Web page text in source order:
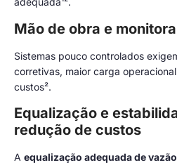
Mão de obra e
Sistemas pouco controlados
corretivas, maior carga
custos².
Equalização e
redução de custos
A equalização adequada de